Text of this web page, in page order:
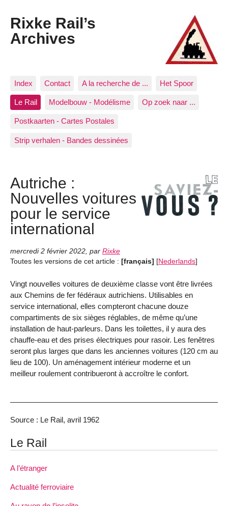
Rixke Rail’s
Archives
Index Contact A la recherche de ... Het Spoor
Le Rail Modelbouw - Modélisme Op zoek naar ...
Postkaarten - Cartes Postales
Strip verhalen - Bandes dessinées
Autriche :
Nouvelles voitures
pour le service
international
mercredi 2 février 2022, par Rixke
Toutes les versions de cet article : [français] [Nederlands]
Vingt nouvelles voitures de deuxième classe vont être livrées
aux Chemins de fer fédéraux autrichiens. Utilisables en
service international, elles compteront chacune douze
compartiments de six sièges réglables, de même qu’une
installation de haut-parleurs. Dans les toilettes, il y aura des
chauffe-eau et des prises électriques pour rasoir. Les fenêtres
seront plus larges que dans les anciennes voitures (120 cm au
lieu de 100). Un aménagement intérieur moderne et un
meilleur roulement contribueront à accroître le confort.
Source : Le Rail, avril 1962
Le Rail
A l’étranger
Actualité ferroviaire